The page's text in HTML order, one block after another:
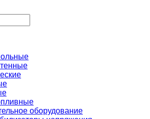
оборудование